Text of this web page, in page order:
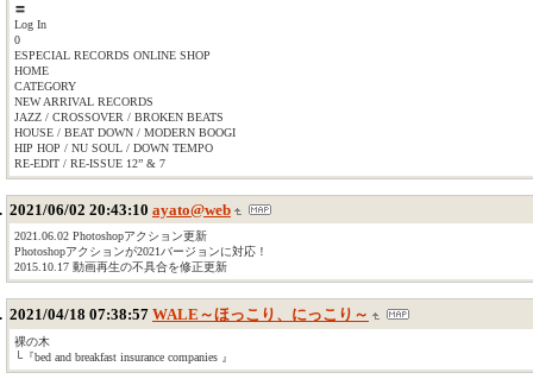
〓
Log In
0
ESPECIAL RECORDS ONLINE SHOP
HOME
CATEGORY
NEW ARRIVAL RECORDS
JAZZ / CROSSOVER / BROKEN BEATS
HOUSE / BEAT DOWN / MODERN BOOGI
HIP HOP / NU SOUL / DOWN TEMPO
RE-EDIT / RE-ISSUE 12” & 7
2021/06/02 20:43:10 ayato@web
2021.06.02 Photoshopアクション更新
Photoshopアクションが2021バージョンに対応！
2015.10.17 動画再生の不具合を修正更新
2021/04/18 07:38:57 WALE～ほっこり、にっこり～
裸の木
└『bed and breakfast insurance companies 』